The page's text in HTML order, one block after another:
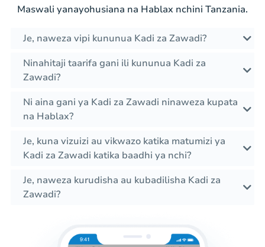
Maswali yanayohusiana na Hablax nchini Tanzania.
Je, naweza vipi kununua Kadi za Zawadi?
Ninahitaji taarifa gani ili kununua Kadi za
Zawadi?
Ni aina gani ya Kadi za Zawadi ninaweza kupata
na Hablax?
Je, kuna vizuizi au vikwazo katika matumizi ya
Kadi za Zawadi katika baadhi ya nchi?
Je, naweza kurudisha au kubadilisha Kadi za
Zawadi?